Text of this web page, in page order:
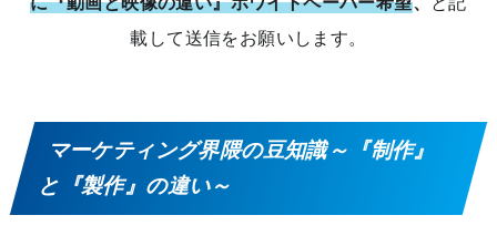
載して送信をお願いします。
マーケティング界隈の豆知識～『制作』
と『製作』の違い～